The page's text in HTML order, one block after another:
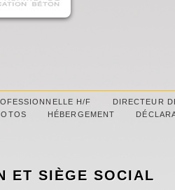
H/F
DIRECTEUR
HÉBERGEMENT
ET SIÈGE SOCIAL